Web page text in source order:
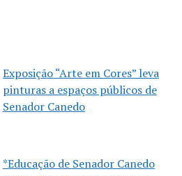
Exposição “Arte em Cores” leva
pinturas a espaços públicos de
Senador Canedo
*Educação de Senador Canedo